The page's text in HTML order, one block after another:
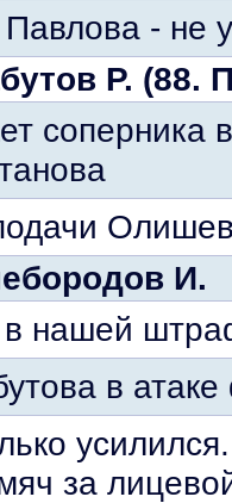
- не
Р. (88.
соперника
И.
нашей
в
за